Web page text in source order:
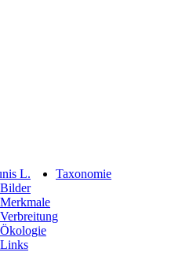
Taxonomie
Bilder
Merkmale
Verbreitung
Ökologie
Links